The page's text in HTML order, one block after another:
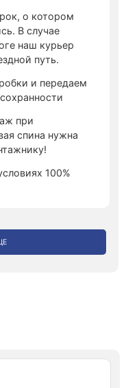
о котором
В случае
наш курьер
путь.
и передаем
при
спина нужна
100%